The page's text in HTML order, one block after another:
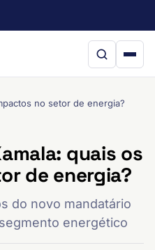
no setor de energia?
quais os
de energia?
do novo mandatário
energético